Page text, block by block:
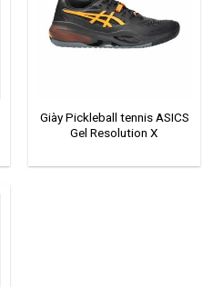
Giày Pickleball tennis ASICS
Gel Resolution X